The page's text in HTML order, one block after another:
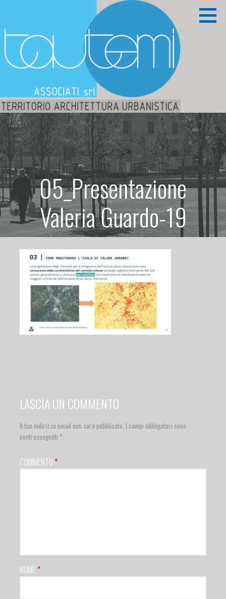
contenuto
TAUTEMI ASSOCIATI S.R.L.
Territorio Architettura Urbanistica
05_Presentazione
Valeria Guardo-19
LASCIA UN COMMENTO
Il tuo indirizzo email non sarà pubblicato. I campi obbligatori sono
contrassegnati *
COMMENTO *
NOME *